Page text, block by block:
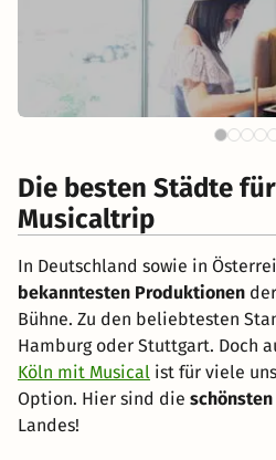
Die besten Städte
Musicaltrip
In Deutschland sowie in
bekanntesten Produktionen
Bühne. Zu den beliebtesten
Hamburg oder Stuttgart. Doch
Köln mit Musical ist für viele
Option. Hier sind die
Landes!